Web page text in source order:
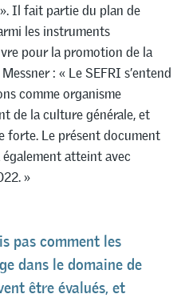
Il fait partie du plan de
les instruments
pour la promotion de la
: « Le SEFRI s’entend
comme organisme
de la culture générale, et
forte. Le présent document
atteint avec
»
pas comment les
dans le domaine de
être évalués, et